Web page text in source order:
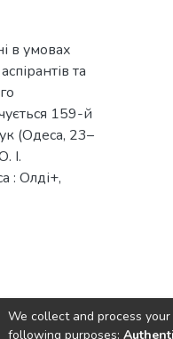
в умовах
та
159-й
(Одеса, 23–
І.
: Олді+,
We collect and process
following purposes: